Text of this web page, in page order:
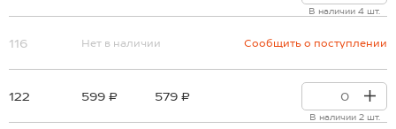
В наличии 4 шт.
116 Нет в наличии Сообщить о поступлении
122 599 ₽ 579 ₽
В наличии 2 шт.